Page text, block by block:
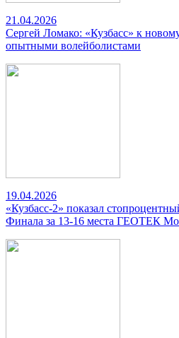
21.04.2026
Сергей Ломако: «Кузбасс» к
опытными волейболистами
19.04.2026
«Кузбасс-2» показал
Финала за 13-16 места ГЕОТЕК